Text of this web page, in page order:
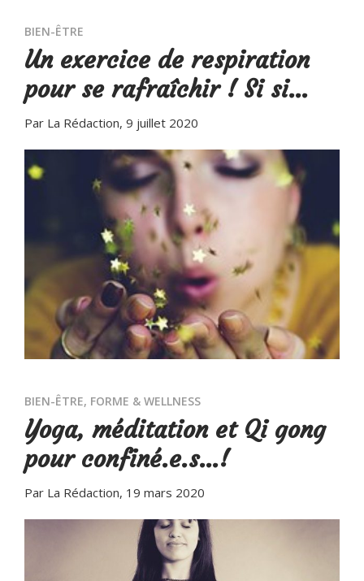
BIEN-ÊTRE
Un exercice de respiration
pour se rafraîchir ! Si si…
Par La Rédaction, 9 juillet 2020
BIEN-ÊTRE, FORME & WELLNESS
Yoga, méditation et Qi gong
pour confiné.e.s…!
Par La Rédaction, 19 mars 2020